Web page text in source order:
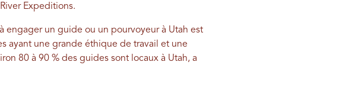
Expeditions.
engager un guide ou un pourvoyeur à Utah est
ayant une grande éthique de travail et une
80 à 90 % des guides sont locaux à Utah, a